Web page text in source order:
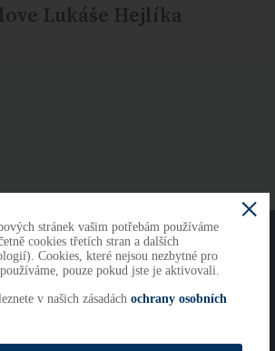
Lukáše Hejlíka
KONTAKTY
Copyright 2026
stránek vašim potřebám používáme
cookies třetích stran a dalších
Cookies, které nejsou nezbytné pro
pouze pokud jste je aktivovali.
v našich zásadách ochrany osobních